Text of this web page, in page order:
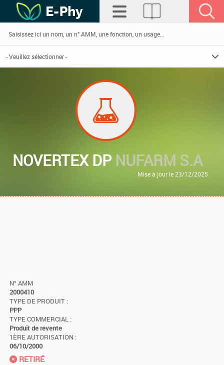
NOVERTEX DPNUFARM S.A
Mise à jour le 23/12/2025
N° AMM
2000410
TYPE DE PRODUIT :
PPP
TYPE COMMERCIAL :
Produit de revente
1ÈRE AUTORISATION :
06/10/2000
RETIRÉ